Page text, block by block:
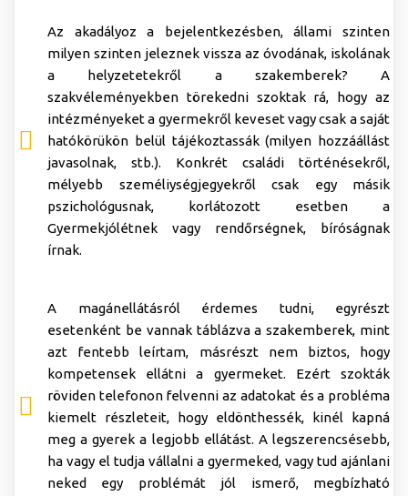
Az akadályoz a bejelentkezésben, állami szinten
milyen szinten jeleznek vissza az óvodának, iskolának
a helyzetetekről a szakemberek? A
szakvéleményekben törekedni szoktak rá, hogy az
intézményeket a gyermekről keveset vagy csak a saját
hatókörükön belül tájékoztassák (milyen hozzáállást
javasolnak, stb.). Konkrét családi történésekről,
mélyebb személiységjegyekről csak egy másik
pszichológusnak, korlátozott esetben a
Gyermekjólétnek vagy rendőrségnek, bíróságnak
írnak.
A magánellátásról érdemes tudni, egyrészt
esetenként be vannak táblázva a szakemberek, mint
azt fentebb leírtam, másrészt nem biztos, hogy
kompetensek ellátni a gyermeket. Ezért szokták
röviden telefonon felvenni az adatokat és a probléma
kiemelt részleteit, hogy eldönthessék, kinél kapná
meg a gyerek a legjobb ellátást. A legszerencsésebb,
ha vagy el tudja vállalni a gyermeked, vagy tud ajánlani
neked egy problémát jól ismerő, megbízható